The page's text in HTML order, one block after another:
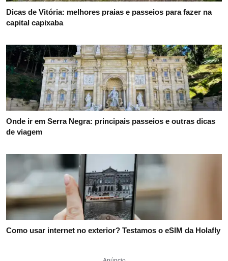
Dicas de Vitória: melhores praias e passeios para fazer na
capital capixaba
Onde ir em Serra Negra: principais passeios e outras dicas
de viagem
Como usar internet no exterior? Testamos o eSIM da Holafly